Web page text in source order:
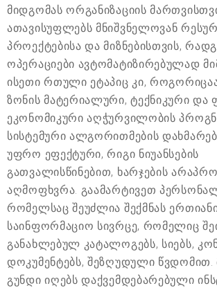
მიდგომას ორგანიზაციის
ათავისუფლებს მნიშვნელოვან
პროექტებისა და მიზნებისთვის,
ოპერაციები ავტომატიზირებულად
ისეთი რთული ეტაპიც კი,
ზონის მატერიალური, ტექნიკური და
ეკონომიკური აღჭურვილობის
სისტემური ალგორითმების
უფრო ეფექტური, რიგი ნიუანსების
გათვალისწინებით, ხარჯების
აღმოფხვრა. გაამარტივეთ
რომელსაც შეუძლია შექმნას
საინფორმაციო სივრცე, რომელიც
განახლებულ კატალოგებს, სიებს,
დოკუმენტებს, შეზღუდული
გუნდი იღებს დაქვემდებარებული